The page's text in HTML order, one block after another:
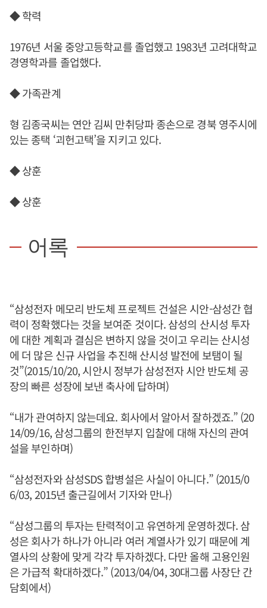
◆ 학력
1976년 서울 중앙고등학교를 졸업했고 1983년 고려대학교
경영학과를 졸업했다.
◆ 가족관계
형 김종국씨는 연안 김씨 만취당파 종손으로 경북 영주시에
있는 종택 ‘괴헌고택’을 지키고 있다.
◆ 상훈
◆ 상훈
어록
“삼성전자 메모리 반도체 프로젝트 건설은 시안-삼성간 협
력이 정확했다는 것을 보여준 것이다. 삼성의 산시성 투자
에 대한 계획과 결심은 변하지 않을 것이고 우리는 산시성
에 더 많은 신규 사업을 추진해 산시성 발전에 보탬이 될
것”(2015/10/20, 시안시 정부가 삼성전자 시안 반도체 공
장의 빠른 성장에 보낸 축사에 답하며)
“내가 관여하지 않는데요. 회사에서 알아서 잘하겠죠.” (20
14/09/16, 삼성그룹의 한전부지 입찰에 대해 자신의 관여
설을 부인하며)
“삼성전자와 삼성SDS 합병설은 사실이 아니다.” (2015/0
6/03, 2015년 출근길에서 기자와 만나)
“삼성그룹의 투자는 탄력적이고 유연하게 운영하겠다. 삼
성은 회사가 하나가 아니라 여러 계열사가 있기 때문에 계
열사의 상황에 맞게 각각 투자하겠다. 다만 올해 고용인원
은 가급적 확대하겠다.” (2013/04/04, 30대그룹 사장단 간
담회에서)